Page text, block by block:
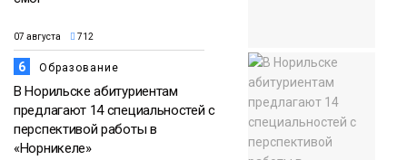
07 августа 712
6 Образование
В Норильске абитуриентам
предлагают 14 специальностей с
перспективой работы в
«Норникеле»